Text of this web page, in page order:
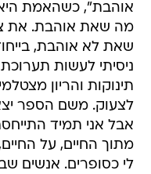
אוהבת", כשהאמת
מה שאת אוהבת. את
שאת לא אוהבת,
ניסיתי לעשות
תינוקות והריון
לצעוק. משם הספר
אבל אני תמיד
מתוך החיים, על
לי כסופרים. אנשים